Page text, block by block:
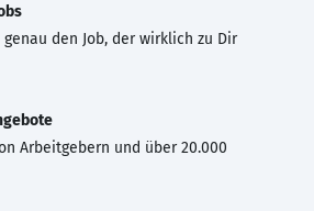
genau den Job, der wirklich zu Dir
Arbeitgebern und über 20.000